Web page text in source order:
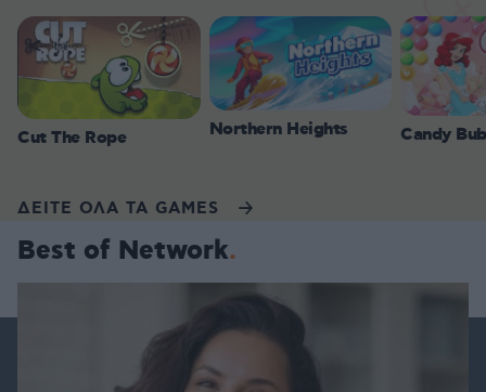
Cut The Rope Northern Heights Candy
ΔΕΙΤΕ ΟΛΑ ΤΑ GAMES
Best of Network